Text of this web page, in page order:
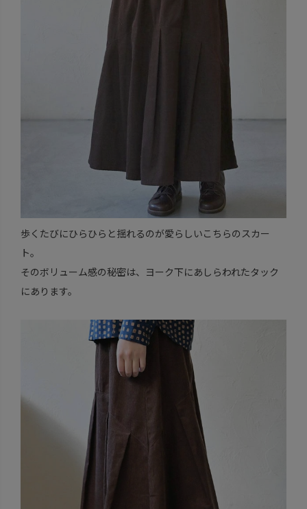
歩くたびにひらひらと揺れるのが愛らしいこちらのスカー
ト。
そのボリューム感の秘密は、ヨーク下にあしらわれたタック
にあります。